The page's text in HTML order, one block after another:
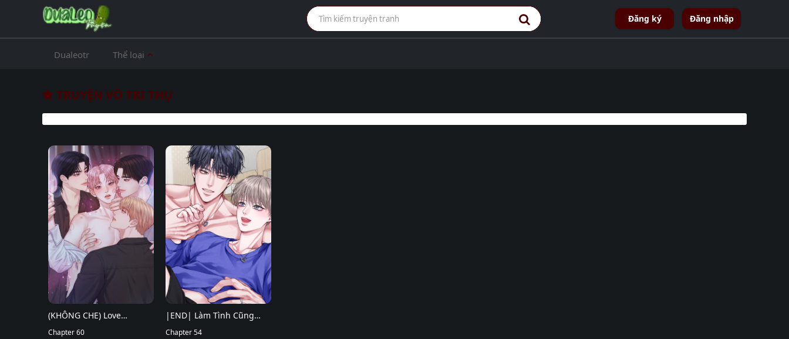
Đăng ký Đăng nhập
Dualeotr Thể loại
TRUYỆN VÔ TRI THỤ
(KHÔNG CHE) Love
Remedy
Chapter 60
|END| Làm Tình Cũng
Cần Luyện Tập Nữa Sao
Chapter 54